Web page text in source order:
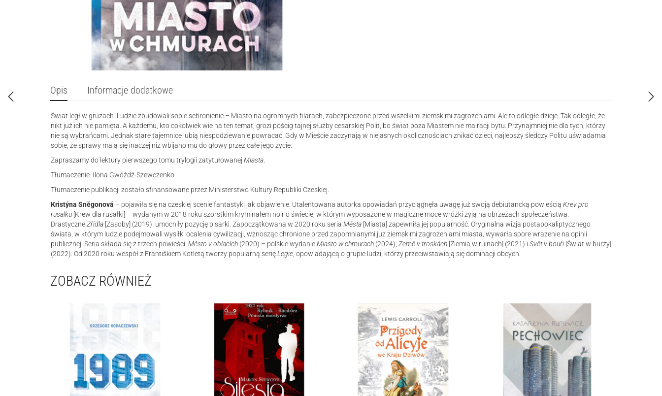
Opis Informacje dodatkowe
Świat legł w gruzach. Ludzie zbudowali sobie schronienie – Miasto na ogromnych filarach, zabezpieczone przed wszelkimi ziemskimi zagrożeniami. Ale to odległe dzieje. Tak odległe, że
nikt już ich nie pamięta. A każdemu, kto cokolwiek wie na ten temat, grozi pościg tajnej służby cesarskiej Polit, bo świat poza Miastem nie ma racji bytu. Przynajmniej nie dla tych, którzy
nie są wybrańcami. Jednak stare tajemnice lubią niespodziewanie powracać. Gdy w Mieście zaczynają w niejasnych okolicznościach znikać dzieci, najlepszy śledczy Politu uświadamia
sobie, że sprawy mają się inaczej niż wbijano mu do głowy przez całe jego życie.
Zapraszamy do lektury pierwszego tomu trylogii zatytułowanej Miasta
Tłumaczenie: Ilona Gwóźdź-Szewczenko
Tłumaczenie publikacji zostało sfinansowane przez Ministerstwo Kultury Republiki Czeskiej.
Kristýna Sněgonová – pojawiła się na czeskiej scenie fantastyki jak objawienie. Utalentowana autorka opowiadań przyciągnęła uwagę już swoją debiutancką powieścią Krev pro
rusalku [Krew dla rusałki] – wydanym w 2018 roku szorstkim kryminałem noir o świecie, w którym wyposażone w magiczne moce wróżki żyją na obrzeżach społeczeństwa.
DrastyczneZřídla [Zasoby] (2019) umocniły pozycję pisarki. Zapoczątkowana w 2020 roku seria Města [Miasta] zapewniła jej popularność. Oryginalna wizja postapokaliptycznego
świata, w którym ludzie podejmowali wysiłki ocalenia cywilizacji, wznosząc chronione przed zapomnianymi już ziemskimi zagrożeniami miasta, wywarła spore wrażenie na opinii
publicznej. Seria składa się z trzech powieści: Město v oblacích (2020) – polskie wydanieMiasto w chmurach (2024), Země v troskách [Ziemia w ruinach] (2021) i Svět v bouři [Świat w burzy]
(2022). Od 2020 roku wespół z Františkiem Kotletą tworzy popularną serięLegie , opowiadającą o grupie ludzi, którzy przeciwstawiają się dominacji obcych.
ZOBACZ RÓWNIEŻ